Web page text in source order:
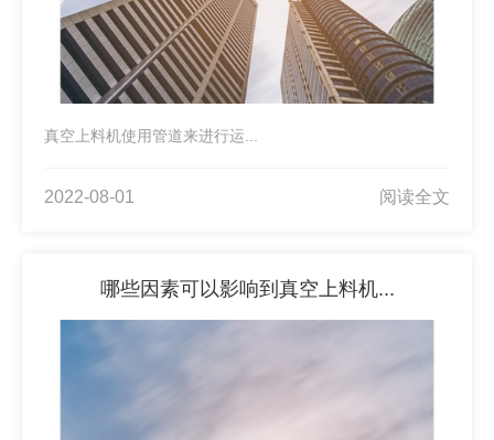
真空上料机使用管道来进行运...
2022-08-01 阅读全文
哪些因素可以影响到真空上料机...